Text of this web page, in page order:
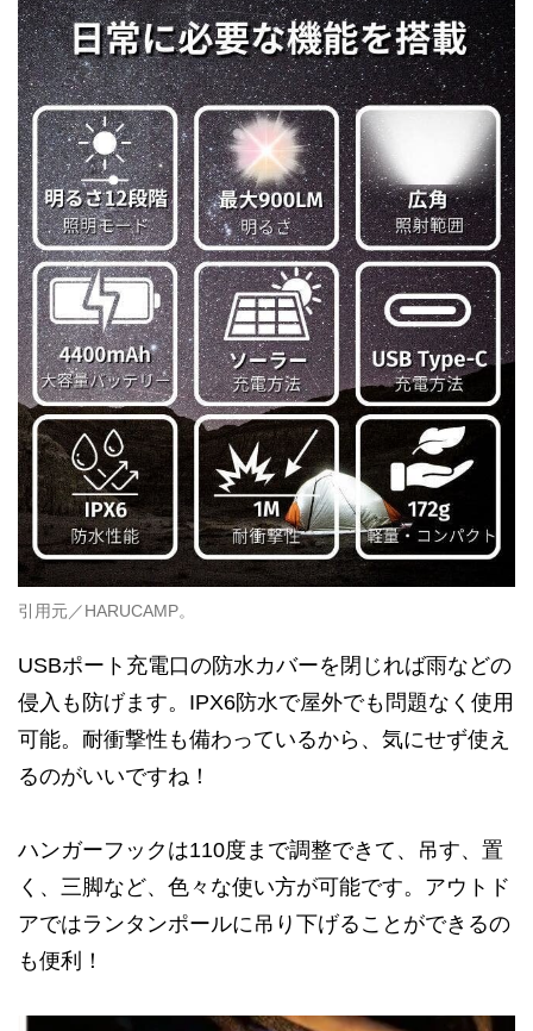
引用元／HARUCAMP。
USBポート充電口の防水カバーを閉じれば雨などの
侵入も防げます。IPX6防水で屋外でも問題なく使用
可能。耐衝撃性も備わっているから、気にせず使え
るのがいいですね！
ハンガーフックは110度まで調整できて、吊す、置
く、三脚など、色々な使い方が可能です。アウトド
アではランタンポールに吊り下げることができるの
も便利！